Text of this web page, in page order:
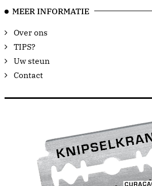
MEER INFORMATIE
Over ons
TIPS?
Uw steun
Contact